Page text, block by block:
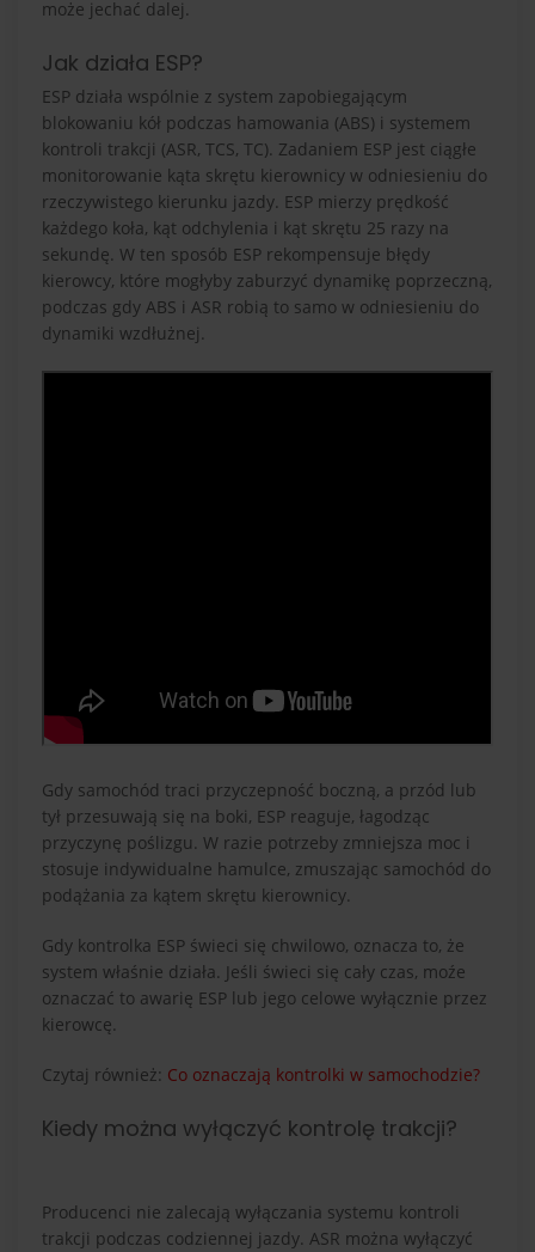
może jechać dalej.
Jak działa ESP?
ESP działa wspólnie z system zapobiegającym
blokowaniu kół podczas hamowania (ABS) i systemem
kontroli trakcji (ASR, TCS, TC). Zadaniem ESP jest ciągłe
monitorowanie kąta skrętu kierownicy w odniesieniu do
rzeczywistego kierunku jazdy. ESP mierzy prędkość
każdego koła, kąt odchylenia i kąt skrętu 25 razy na
sekundę. W ten sposób ESP rekompensuje błędy
kierowcy, które mogłyby zaburzyć dynamikę poprzeczną,
podczas gdy ABS i ASR robią to samo w odniesieniu do
dynamiki wzdłużnej.
Gdy samochód traci przyczepność boczną, a przód lub
tył przesuwają się na boki, ESP reaguje, łagodząc
przyczynę poślizgu. W razie potrzeby zmniejsza moc i
stosuje indywidualne hamulce, zmuszając samochód do
podążania za kątem skrętu kierownicy.
Gdy kontrolka ESP świeci się chwilowo, oznacza to, że
system właśnie działa. Jeśli świeci się cały czas, moźe
oznaczać to awarię ESP lub jego celowe wyłącznie przez
kierowcę.
Czytaj również: Co oznaczają kontrolki w samochodzie?
Kiedy można wyłączyć kontrolę trakcji?
Producenci nie zalecają wyłączania systemu kontroli
trakcji podczas codziennej jazdy. ASR można wyłączyć